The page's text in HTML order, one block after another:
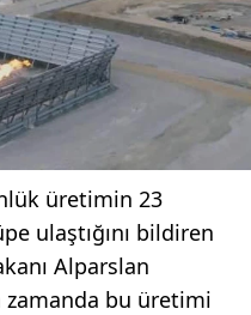
üretimin 23
ulaştığını bildiren
Alparslan
zamanda bu üretimi